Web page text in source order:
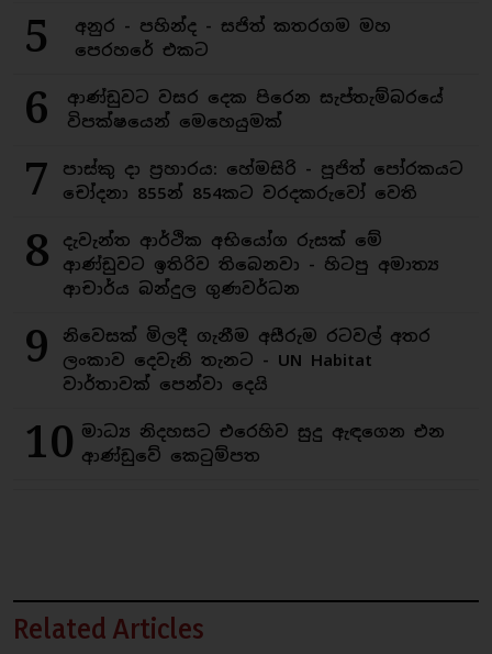
5
අනුර - පහින්ද - සජිත් කතරගම මහ
පෙරහරේ එකට
6
ආණ්ඩුවට වසර දෙක පිරෙන සැප්තැම්බරයේ
විපක්ෂයෙන් මෙහෙයුමක්
7
පාස්කු දා ප්‍රහාරය: හේමසිරි - පූජිත් පෝරකයට
චෝදනා 855න් 854කට වරදකරුවෝ වෙති
8
දැවැන්ත ආර්ථික අභියෝග රුසක් මේ
ආණ්ඩුවට ඉතිරිව තිබෙනවා - හිටපු අමාත්‍ය
ආචාර්ය බන්දුල ගුණවර්ධන
9
නිවෙසක් මිලදී ගැනීම අසීරුම රටවල් අතර
ලංකාව දෙවැනි තැනට - UN Habitat
වාර්තාවක් පෙන්වා දෙයි
10 මාධ්‍ය නිදහසට එරෙහිව සුදු ඇඳගෙන එන
ආණ්ඩුවේ කෙටුම්පත
Related Articles